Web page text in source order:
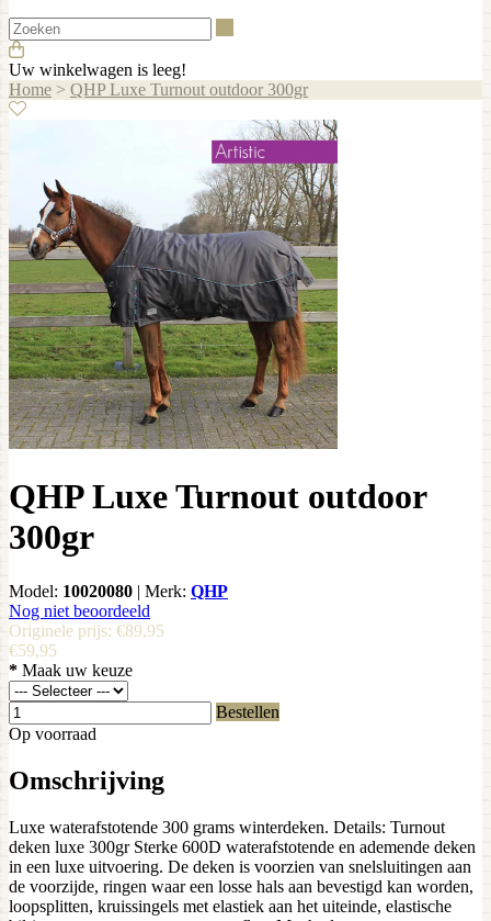
Uw winkelwagen is leeg!
Home > QHP Luxe Turnout outdoor 300gr
QHP Luxe Turnout outdoor
300gr
Model: 10020080 | Merk: QHP
Nog niet beoordeeld
Originele prijs: €89,95
€59,95
* Maak uw keuze
Bestellen
Op voorraad
Omschrijving
Luxe waterafstotende 300 grams winterdeken. Details: Turnout
deken luxe 300gr Sterke 600D waterafstotende en ademende deken
in een luxe uitvoering. De deken is voorzien van snelsluitingen aan
de voorzijde, ringen waar een losse hals aan bevestigd kan worden,
loopsplitten, kruissingels met elastiek aan het uiteinde, elastische